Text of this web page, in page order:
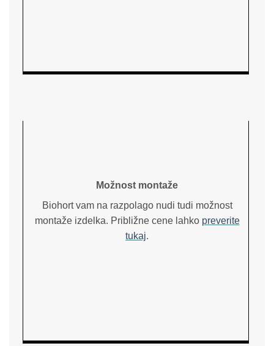
Možnost montaže
Biohort vam na razpolago nudi tudi možnost
montaže izdelka. Približne cene lahko preverite
tukaj.